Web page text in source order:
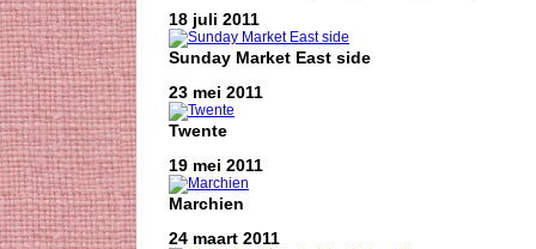
18 juli 2011
Sunday Market East side
23 mei 2011
Twente
19 mei 2011
Marchien
24 maart 2011